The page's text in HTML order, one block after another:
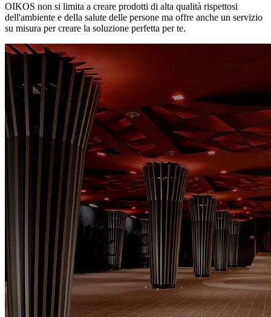
OIKOS non si limita a creare prodotti di alta qualità rispettosi
dell'ambiente e della salute delle persone ma offre anche un servizio
su misura per creare la soluzione perfetta per te.